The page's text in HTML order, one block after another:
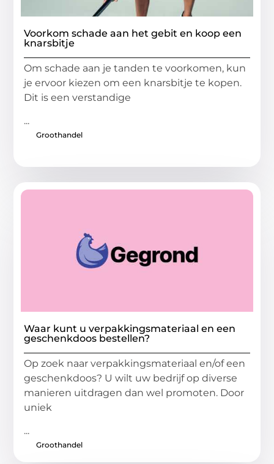
Voorkom schade aan het gebit en koop een
knarsbitje
Om schade aan je tanden te voorkomen, kun
je ervoor kiezen om een knarsbitje te kopen.
Dit is een verstandige
...
Groothandel
Waar kunt u verpakkingsmateriaal en een
geschenkdoos bestellen?
Op zoek naar verpakkingsmateriaal en/of een
geschenkdoos? U wilt uw bedrijf op diverse
manieren uitdragen dan wel promoten. Door
uniek
...
Groothandel